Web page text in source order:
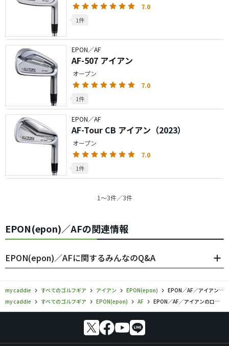
7.0
1件
EPON／AF
AF-507 アイアン
オープン
7.0
1件
EPON／AF
AF-Tour CB アイアン（2023）
オープン
7.0
1件
1〜3件／3件
EPON(epon)／AFの関連情報
EPON(epon)／AFに関するみんなのQ&A
my caddie すべてのゴルフギア アイアン EPON(epon)
EPON／AF／アイアンの口コミ評価
my caddie
すべてのゴルフギア EPON(epon) AF EPON／AF／アイアンの口コミ評価